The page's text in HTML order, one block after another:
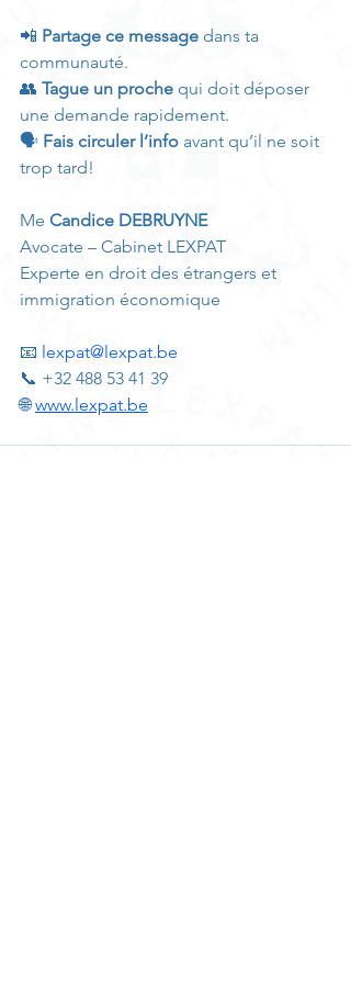
📲 Partage ce message dans ta
communauté.
👥 Tague un proche qui doit déposer
une demande rapidement.
🗣️ Fais circuler l’info avant qu’il ne soit
trop tard!
Me Candice DEBRUYNE
Avocate – Cabinet LEXPAT
Experte en droit des étrangers et
immigration économique
📧 lexpat@lexpat.be
📞 +32 488 53 41 39
🌐 www.lexpat.be